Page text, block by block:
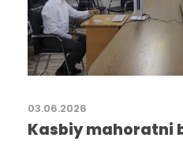
03.06.2026
Kasbiy mahoratni